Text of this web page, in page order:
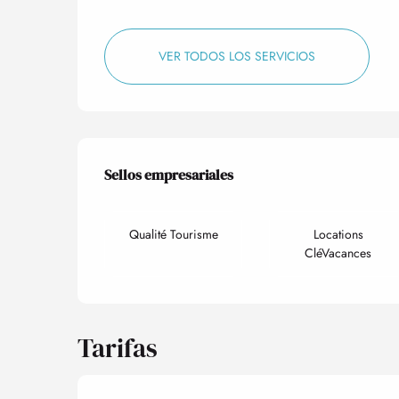
VER TODOS LOS SERVICIOS
Oferta de
Sellos empresariales
Sellos empresariales
Qualité Tourisme
Locations
CléVacances
Tarifas